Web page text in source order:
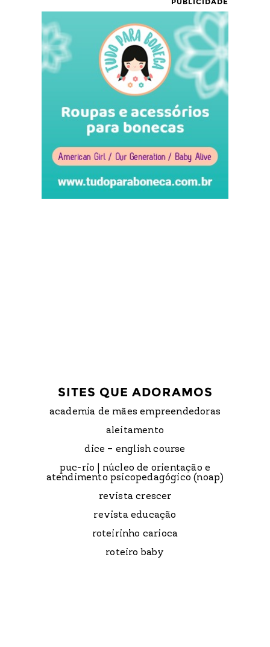
SITES QUE ADORAMOS
academia de mães empreendedoras
aleitamento
dice – english course
puc-rio | núcleo de orientação e
atendimento psicopedagógico (noap)
revista crescer
revista educação
roteirinho carioca
roteiro baby